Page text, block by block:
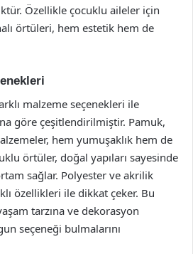
Özellikle çocuklu aileler için
örtüleri, hem estetik hem de
malzeme seçenekleri ile
göre çeşitlendirilmiştir. Pamuk,
hem yumuşaklık hem de
örtüler, doğal yapıları sayesinde
sağlar. Polyester ve akrilik
özellikleri ile dikkat çeker. Bu
tarzına ve dekorasyon
seçeneği bulmalarını